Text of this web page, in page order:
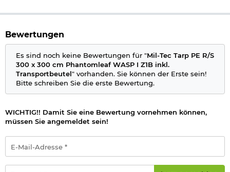
Bewertungen
Es sind noch keine Bewertungen für "Mil-Tec Tarp PE R/S
300 x 300 cm Phantomleaf WASP I Z1B inkl.
Transportbeutel" vorhanden. Sie können der Erste sein!
Bitte schreiben Sie die erste Bewertung.
WICHTIG!! Damit Sie eine Bewertung vornehmen können,
müssen Sie angemeldet sein!
Mail-
Adresse
*